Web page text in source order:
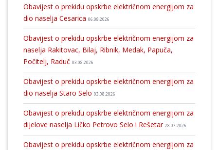
Obavijest o prekidu opskrbe električnom energijom za
dio naselja Cesarica 06.08.2026
Obavijest o prekidu opskrbe električnom energijom za
naselja Rakitovac, Bilaj, Ribnik, Medak, Papuča,
Počitelj, Raduč 03.08.2026
Obavijest o prekidu opskrbe električnom energijom za
dio naselja Staro Selo 03.08.2026
Obavijest o prekidu opskrbe električnom energijom za
dijelove naselja Ličko Petrovo Selo i Rešetar 28.07.2026
Obavijest o prekidu opskrbe električnom energijom za